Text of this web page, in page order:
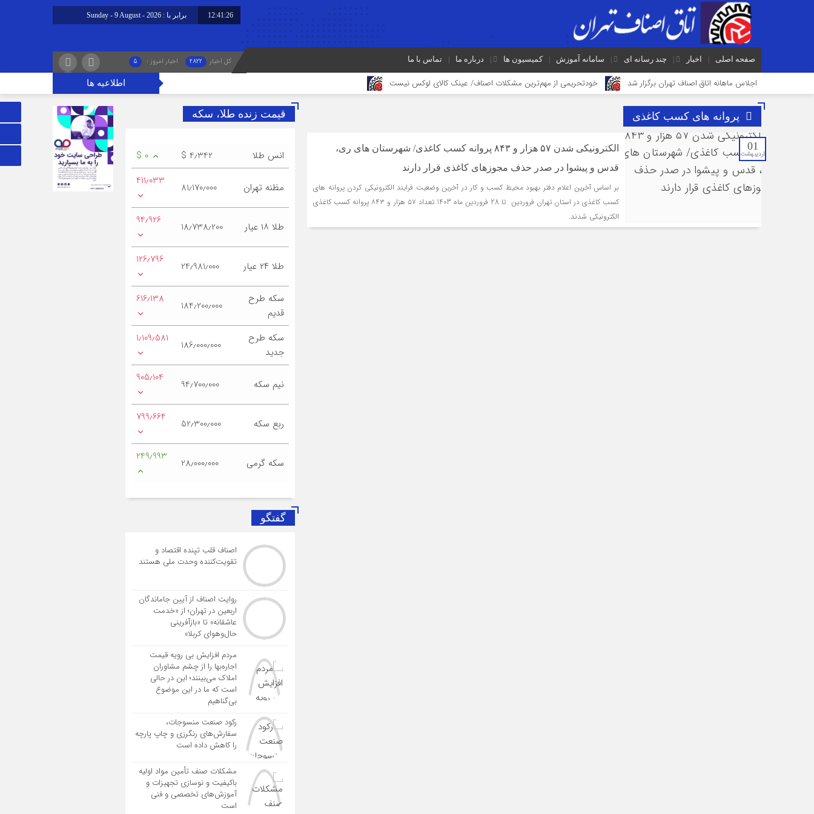
12:41:26 برابر با : Sunday - 9 August - 2026
صفحه اصلی اخبار چند رسانه ای سامانه آموزش کمیسیون ها درباره ما تماس با ما کل اخبار 2822 اخبار امروز : 5
اطلاعیه ها اجلاس ماهانه اتاق اصناف تهران برگزار شد
خودتحریمی از مهم‌ترین مشکلات اصناف/ عینک کالای لوکس نیست
اصلاح غلط‌های املایی در تابلوهای شهری الزامی است/ پاسداری از زبان فارسی یک مسئولیت ملی
توزیع کالاهای اساسی ۳ برابر تقاضاست/ نظارت‎های ناعادلانه منتج به نارضایتی واردکننده، توزیع‎کننده و خرده‎فروش می‎شود
ورود حیوانات خانگی به رستوران‌ها و مراکز عرضه غذا تخلف بهداشتی است
از تصمیم‌سازی تا نظارت؛ اصناف نقش مؤثرتری در بازار می‌خواهند
گرانی؛ خشکشویی‌ ها را هم زمین‌گیر کرد/ افزایش ۱۱۰درصدی قیمت شوینده کاهش۴۰درصدی تقاضا
اصناف قلب تپنده اقتصاد و تقویت‌کننده وحدت ملی هستند
پروانه های کسب کاغذی
01
اردیبهشت
الکترونیکی شدن ۵۷ هزار و ۸۴۳ پروانه کسب کاغذی/ شهرستان های ری،
قدس و پیشوا در صدر حذف مجوزهای کاغذی قرار دارند
بر اساس آخرین اعلام دفتر بهبود محیط کسب و کار در آخرین وضعیت فرایند الکترونیکی کردن پروانه های
کسب کاغذی در استان تهران فروردین تا 28 فروردین ماه 1403 تعداد ۵۷ هزار و ۸۴۳ پروانه کسب کاغذی
الکترونیکی شدند.
قیمت زنده طلا، سکه
انس طلا $ 4٫342 $ 0
مظنه تهران 81٫170٫000 411٫033
طلا ۱۸ عیار 18٫738٫200 94٫926
طلا ۲۴ عیار 24٫981٫000 126٫796
سکه طرح
قدیم
184٫200٫000 616٫138
سکه طرح
جدید
186٫000٫000 1٫109٫581
نیم سکه 94٫700٫000 905٫104
ربع سکه 52٫300٫000 799٫664
سکه گرمی 28٫000٫000 249٫993
گفتگو
اصناف قلب تپنده اقتصاد و
تقویت‌کننده وحدت ملی هستند
روایت اصناف از آیین جاماندگان
اربعین در تهران؛ از «خدمت
عاشقانه» تا «بازآفرینی
حال‌وهوای کربلا»
مردم افزایش بی رویه قیمت
اجاره‌بها را از چشم مشاوران
املاک می‌بینند؛ این در حالی
است که ما در این موضوع
بی‌گناهیم
رکود صنعت منسوجات،
سفارش‌های رنگرزی و چاپ پارچه
را کاهش داده است
مشکلات صنف تأمین مواد اولیه
باکیفیت و نوسازی تجهیزات و
آموزش‌های تخصصی و فنی
است